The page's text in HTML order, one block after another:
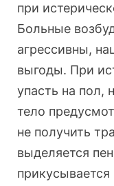
при
Больные
агрессивны,
выгоды. При
упасть на пол,
тело
не получить
выделяется